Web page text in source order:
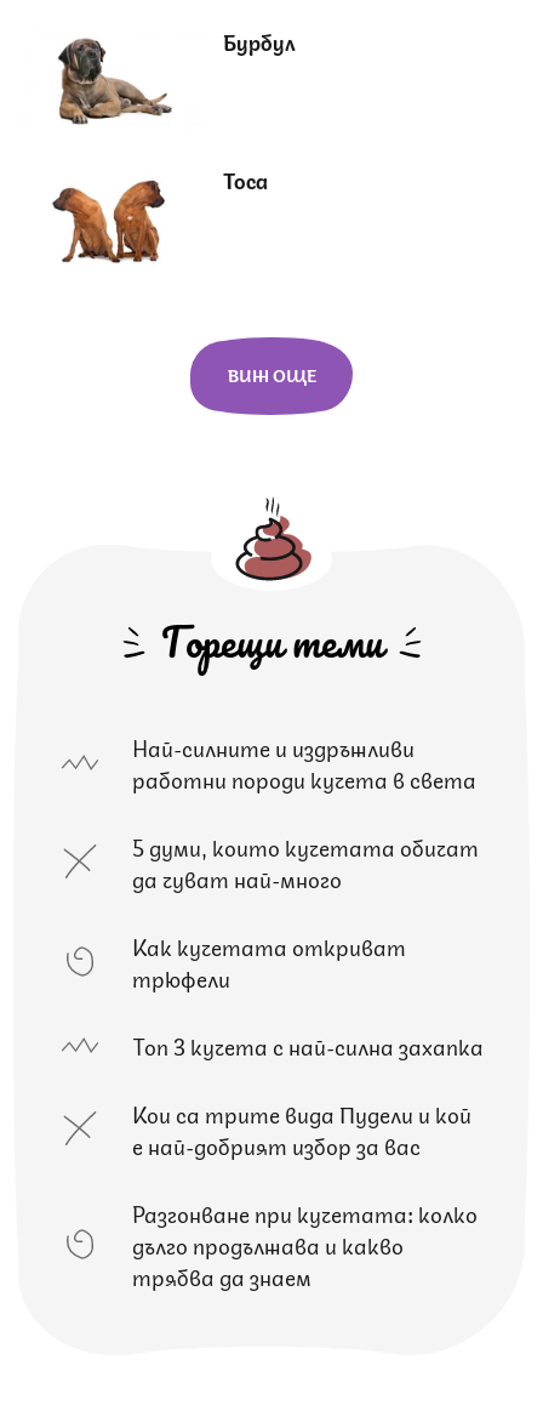
Бурбул
Тоса
ВИЖ ОЩЕ
Горещи теми
Най-силните и издръжливи
работни породи кучета в света
5 думи, които кучетата обичат
да чуват най-много
Как кучетата откриват
трюфели
Топ 3 кучета с най-силна захапка
Кои са трите вида Пудели и кой
е най-добрият избор за вас
Разгонване при кучетата: колко
дълго продължава и какво
трябва да знаем